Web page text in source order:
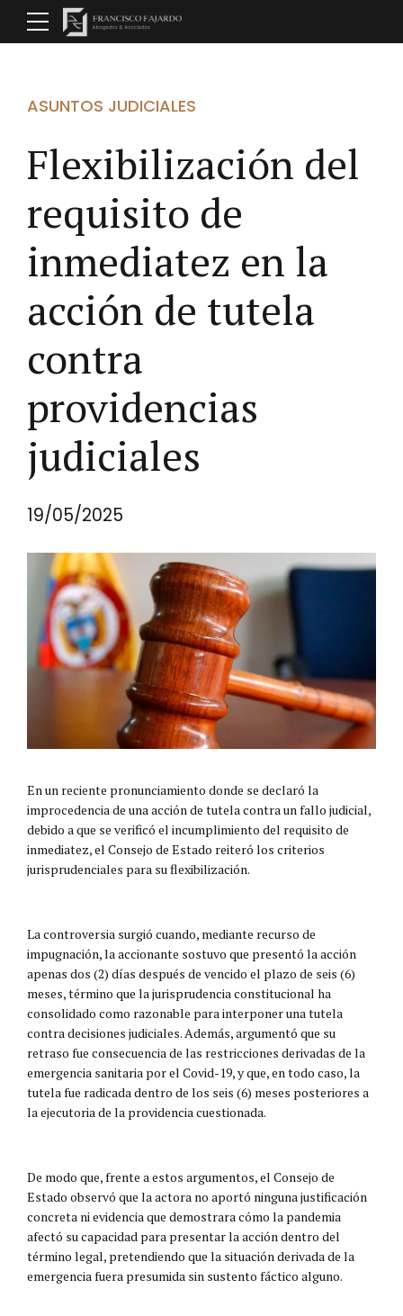
ASUNTOS JUDICIALES
Flexibilización del
requisito de
inmediatez en la
acción de tutela
contra
providencias
judiciales
19/05/2025
En un reciente pronunciamiento donde se declaró la
improcedencia de una acción de tutela contra un fallo judicial,
debido a que se verificó el incumplimiento del requisito de
inmediatez, el Consejo de Estado reiteró los criterios
jurisprudenciales para su flexibilización.
La controversia surgió cuando, mediante recurso de
impugnación, la accionante sostuvo que presentó la acción
apenas dos (2) días después de vencido el plazo de seis (6)
meses, término que la jurisprudencia constitucional ha
consolidado como razonable para interponer una tutela
contra decisiones judiciales. Además, argumentó que su
retraso fue consecuencia de las restricciones derivadas de la
emergencia sanitaria por el Covid-19, y que, en todo caso, la
tutela fue radicada dentro de los seis (6) meses posteriores a
la ejecutoria de la providencia cuestionada.
De modo que, frente a estos argumentos, el Consejo de
Estado observó que la actora no aportó ninguna justificación
concreta ni evidencia que demostrara cómo la pandemia
afectó su capacidad para presentar la acción dentro del
término legal, pretendiendo que la situación derivada de la
emergencia fuera presumida sin sustento fáctico alguno.